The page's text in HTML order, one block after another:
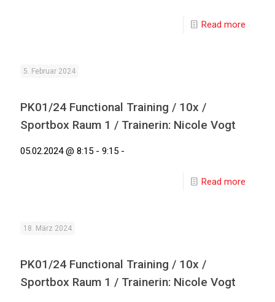
Read more
5. Februar 2024
PK01/24 Functional Training / 10x /
Sportbox Raum 1 / Trainerin: Nicole Vogt
05.02.2024 @ 8:15 - 9:15 -
Read more
18. März 2024
PK01/24 Functional Training / 10x /
Sportbox Raum 1 / Trainerin: Nicole Vogt